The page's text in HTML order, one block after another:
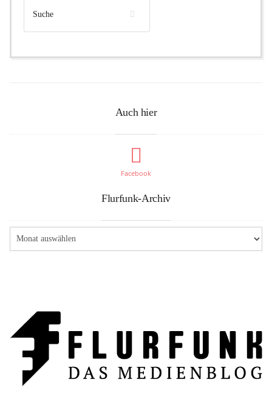
Auch hier
Facebook
Flurfunk-Archiv